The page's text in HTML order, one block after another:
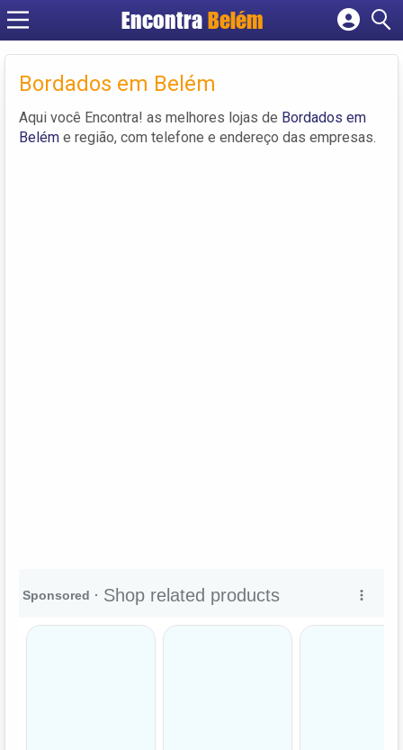
EncontraBelém
Cadastrar empresa
Criar conta
Bordados em Belém
Aqui você Encontra! as melhores lojas de Bordados em
Belém e região, com telefone e endereço das empresas.